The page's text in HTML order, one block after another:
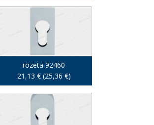
rozeta 92460
21,13 € (25,36 €)